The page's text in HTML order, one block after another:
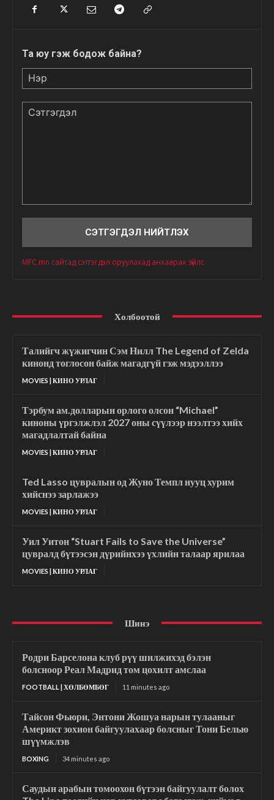
Та юу гэж бодож байна?
MFC.mn сайтад сэтгэгдэл оруулахад анхаарах зүйлс
Холбоотой
Талийгч жүжигчин Сэм Нилл The Legend of Zelda
кинонд тоглосон байж магадгүй гэж мэдээллээ
MOVIES | КИНО УРЛАГ
Тэрбум ам.долларын орлого олсон “Michael”
киноны үргэлжлэл 2027 оны сүүлээр нээлтээ хийх
магадлалтай байна
MOVIES | КИНО УРЛАГ
Ted Lasso цувралын од Жуно Темпл нууц хурим
хийснээ зарлажээ
MOVIES | КИНО УРЛАГ
Уил Уитон “Stuart Fails to Save the Universe”
цувралд бүтээсэн дүрийнхээ үхлийн талаар ярилаа
MOVIES | КИНО УРЛАГ
Шинэ
Родри Барселона клуб рүү шилжихэд бэлэн
болсноор Реал Мадрид том цохилт амслаа
FOOTBALL | ХӨЛБӨМБӨГ 11 minutes ago
Тайсон Фьюри, Энтони Жошуа нарын тулааныг
Америкт зохион байгуулахаар болсныг Тони Белью
шүүмжлэв
BOXING 34 minutes ago
Саудын арабын томоохон бүтээн байгуулалт болох